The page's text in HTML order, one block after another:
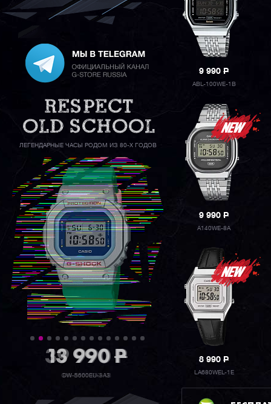
ЛЕГЕНДАРНЫЕ ЧАСЫ РОДОМ ИЗ 80-Х ГОДОВ
39 990P
GW-B5600BC-1B
9 990P
ABL-100WE-1B
9 990P
A140WE-8A
8 990P
LA680WEL-1E